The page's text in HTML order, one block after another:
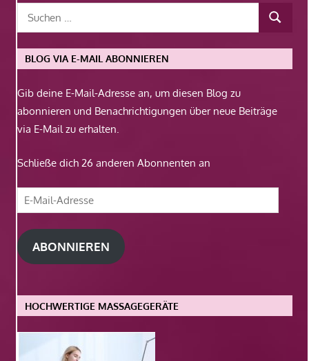
BLOG VIA E-MAIL ABONNIEREN
Gib deine E-Mail-Adresse an, um diesen Blog zu
abonnieren und Benachrichtigungen über neue Beiträge
via E-Mail zu erhalten.
Schließe dich 26 anderen Abonnenten an
E-
Mail-
Adresse
ABONNIEREN
HOCHWERTIGE MASSAGEGERÄTE